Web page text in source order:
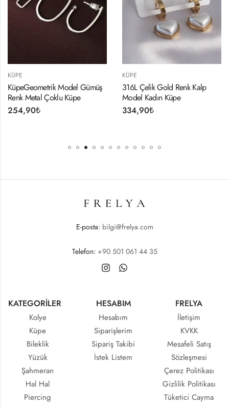
KÜPE
KüpeGeometrik Model Gümüş
Renk Metal Çoklu Küpe
254,90₺
KÜPE
316L Çelik Gold Renk Kalp
Model Kadın Küpe
334,90₺
E-posta: bilgi@frelya.com
Telefon: +90 501 061 44 35
KATEGORİLER
Kolye
Küpe
Bileklik
Yüzük
Şahmeran
Hal Hal
Piercing
HESABIM
Hesabım
Siparişlerim
Sipariş Takibi
İstek Listem
FRELYA
İletişim
KVKK
Mesafeli Satış
Sözleşmesi
Çerez Politikası
Gizlilik Politikası
Tüketici Cayma